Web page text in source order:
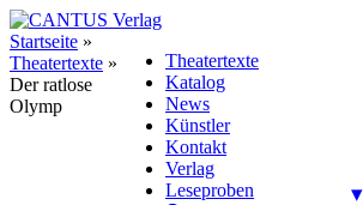
Theatertexte
Katalog
News
Künstler
Kontakt
Verlag
Leseproben
Startseite »
Theatertexte »
Der ratlose
Olymp